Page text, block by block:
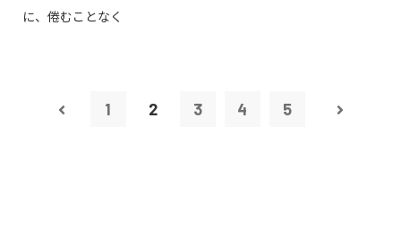
に、倦むことなく
1 2 3 4 5